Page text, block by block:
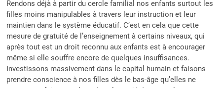
Rendons déjà à partir du cercle familial nos enfants surtout les
filles moins manipulables à travers leur instruction et leur
maintien dans le système éducatif. C’est en cela que cette
mesure de gratuité de l’enseignement à certains niveaux, qui
après tout est un droit reconnu aux enfants est à encourager
même si elle souffre encore de quelques insuffisances.
Investissons massivement dans le capital humain et faisons
prendre conscience à nos filles dès le bas-âge qu’elles ne